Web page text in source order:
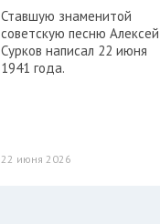
Ставшую знаменитой
советскую песню Алексей
Сурков написал 22 июня
1941 года.
22 июня 2026